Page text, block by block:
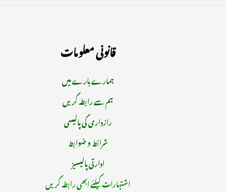
قانونی معلومات
ہمارے بارے میں
ہم سے رابطہ کریں
رازداری کی پالیسی
شرائط و ضوابط
ادارتی پالیسیز
اشتہارات کیلئے ابھی رابطہ کریں